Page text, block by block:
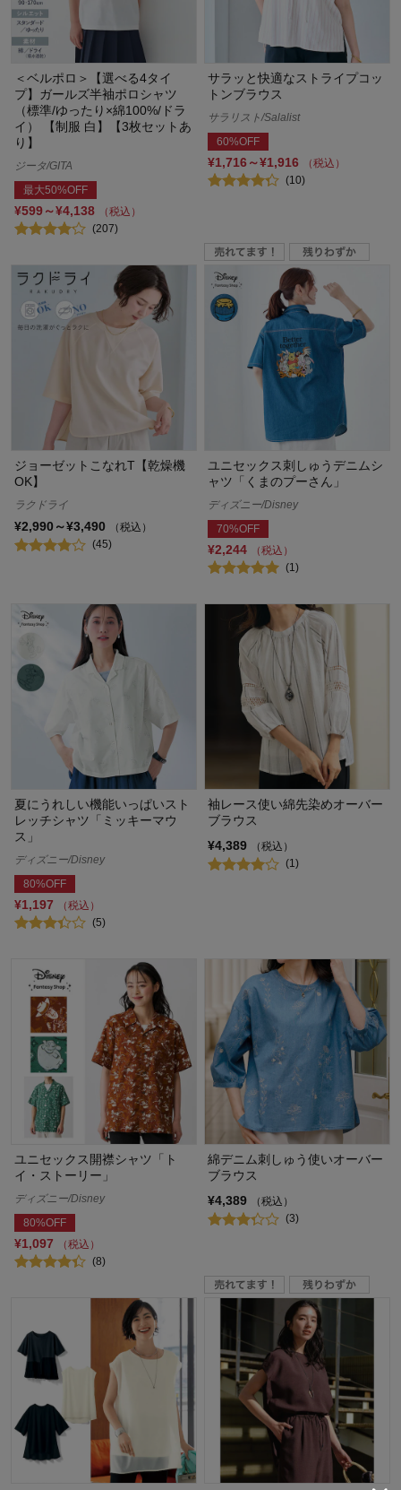
＜ベルポロ＞【選べる4タイ
プ】ガールズ半袖ポロシャツ
（標準/ゆったり×綿100%/ドラ
イ） 【制服 白】【3枚セットあ
り】
ジータ/GITA
最大50%OFF
¥599～¥4,138
（税込）
(207)
サラッと快適なストライプコッ
トンブラウス
サラリスト/Salalist
60%OFF
¥1,716～¥1,916
（税込）
(10)
ジョーゼットこなれT【乾燥機
OK】
ラクドライ
¥2,990～¥3,490
（税込）
(45)
ユニセックス刺しゅうデニムシ
ャツ「くまのプーさん」
ディズニー/Disney
70%OFF
¥2,244
（税込）
(1)
夏にうれしい機能いっぱいスト
レッチシャツ「ミッキーマウ
ス」
ディズニー/Disney
80%OFF
¥1,197
（税込）
(5)
袖レース使い綿先染めオーバー
ブラウス
¥4,389
（税込）
(1)
ユニセックス開襟シャツ「ト
イ・ストーリー」
ディズニー/Disney
80%OFF
¥1,097
（税込）
(8)
綿デニム刺しゅう使いオーバー
ブラウス
¥4,389
（税込）
(3)